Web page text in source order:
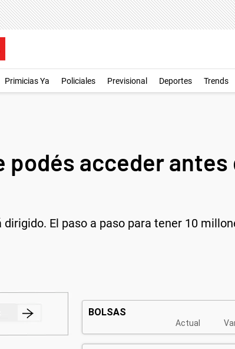
Primicias Ya Policiales Previsional Deportes Trends
podés acceder antes
El paso a paso para tener 10